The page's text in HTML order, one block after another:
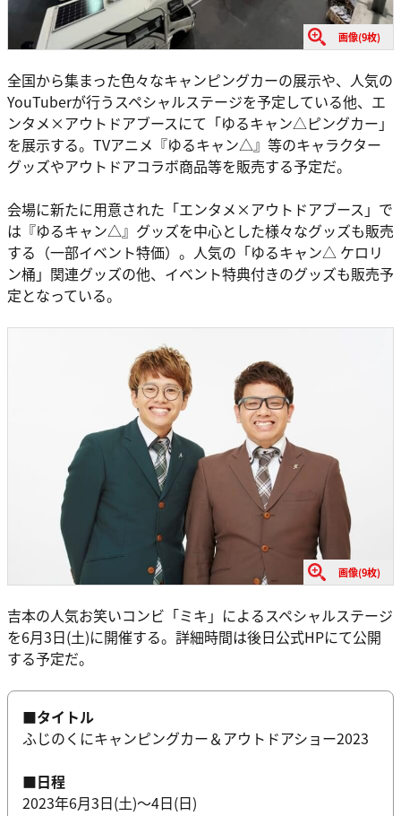
画像(9枚)
全国から集まった色々なキャンピングカーの展示や、人気の
YouTuberが行うスペシャルステージを予定している他、エ
ンタメ×アウトドアブースにて「ゆるキャン△ピングカー」
を展示する。TVアニメ『ゆるキャン△』等のキャラクター
グッズやアウトドアコラボ商品等を販売する予定だ。
会場に新たに用意された「エンタメ×アウトドアブース」で
は『ゆるキャン△』グッズを中心とした様々なグッズも販売
する（一部イベント特価）。人気の「ゆるキャン△ ケロリ
ン桶」関連グッズの他、イベント特典付きのグッズも販売予
定となっている。
画像(9枚)
吉本の人気お笑いコンビ「ミキ」によるスペシャルステージ
を6月3日(土)に開催する。詳細時間は後日公式HPにて公開
する予定だ。
■タイトル
ふじのくにキャンピングカー＆アウトドアショー2023
■日程
2023年6月3日(土)～4日(日)